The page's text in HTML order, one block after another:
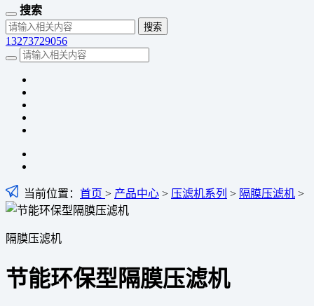
搜索
13273729056
当前位置： 首页 > 产品中心 > 压滤机系列 > 隔膜压滤机 >
隔膜压滤机
节能环保型隔膜压滤机